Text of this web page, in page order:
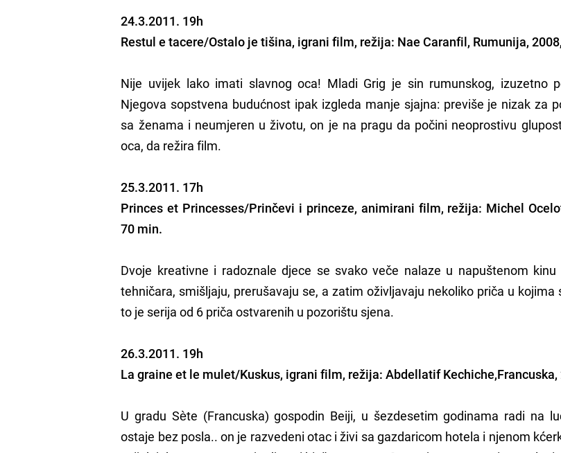
24.3.2011. 19h
Restul e tacere/Ostalo je tišina, igrani film, režija: Nae Caranfil, Rumunija,
Nije uvijek lako imati slavnog oca! Mladi Grig je sin rumunskog, izuzetno
Njegova sopstvena budućnost ipak izgleda manje sjajna: previše je nizak za
sa ženama i neumjeren u životu, on je na pragu da počini neoprostivu
oca, da režira film.
25.3.2011. 17h
Princes et Princesses/Prinčevi i princeze, animirani film, režija: Michel
70 min.
Dvoje kreativne i radoznale djece se svako veče nalaze u napuštenom
tehničara, smišljaju, prerušavaju se, a zatim oživljavaju nekoliko priča u kojima
to je serija od 6 priča ostvarenih u pozorištu sjena.
26.3.2011. 19h
La graine et le mulet/Kuskus, igrani film, režija: Abdellatif Kechiche,Francuska,
U gradu Sète (Francuska) gospodin Beiji, u šezdesetim godinama radi na
ostaje bez posla.. on je razvedeni otac i živi sa gazdaricom hotela i njenom